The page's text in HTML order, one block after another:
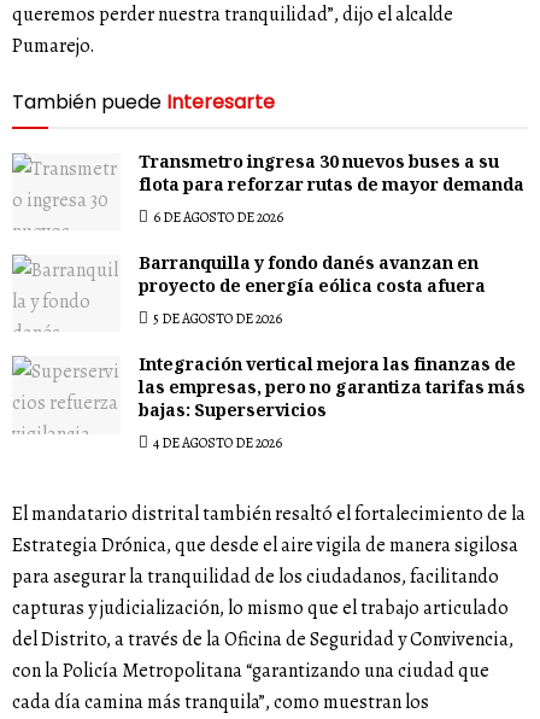
queremos perder nuestra tranquilidad”, dijo el alcalde
Pumarejo.
También puede Interesarte
Transmetro ingresa 30 nuevos buses a su
flota para reforzar rutas de mayor demanda
6 DE AGOSTO DE 2026
Barranquilla y fondo danés avanzan en
proyecto de energía eólica costa afuera
5 DE AGOSTO DE 2026
Integración vertical mejora las finanzas de
las empresas, pero no garantiza tarifas más
bajas: Superservicios
4 DE AGOSTO DE 2026
El mandatario distrital también resaltó el fortalecimiento de la
Estrategia Drónica, que desde el aire vigila de manera sigilosa
para asegurar la tranquilidad de los ciudadanos, facilitando
capturas y judicialización, lo mismo que el trabajo articulado
del Distrito, a través de la Oficina de Seguridad y Convivencia,
con la Policía Metropolitana “garantizando una ciudad que
cada día camina más tranquila”, como muestran los